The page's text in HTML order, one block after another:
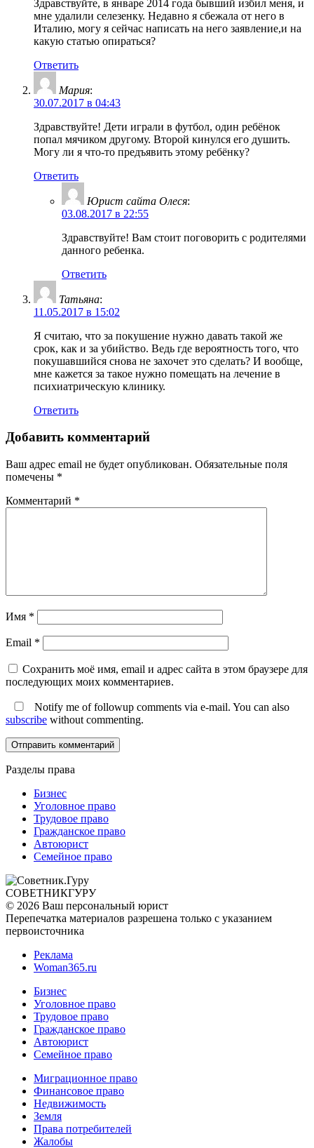
Здравствуйте, в январе 2014 года бывший избил меня, и
мне удалили селезенку. Недавно я сбежала от него в
Италию, могу я сейчас написать на него заявление,и на
какую статью опираться?
Ответить
Мария:
30.07.2017 в 04:43
Здравствуйте! Дети играли в футбол, один ребёнок
попал мячиком другому. Второй кинулся его душить.
Могу ли я что-то предъявить этому ребёнку?
Ответить
Юрист сайта Олеся:
03.08.2017 в 22:55
Здравствуйте! Вам стоит поговорить с родителями
данного ребенка.
Ответить
Татьяна:
11.05.2017 в 15:02
Я считаю, что за покушение нужно давать такой же
срок, как и за убийство. Ведь где вероятность того, что
покушавшийся снова не захочет это сделать? И вообще,
мне кажется за такое нужно помещать на лечение в
психиатрическую клинику.
Ответить
Добавить комментарий
Ваш адрес email не будет опубликован. Обязательные поля
помечены *
Комментарий *
Имя *
Email *
Сохранить моё имя, email и адрес сайта в этом браузере для
последующих моих комментариев.
Notify me of followup comments via e-mail. You can also
subscribe without commenting.
Разделы права
Бизнес
Уголовное право
Трудовое право
Гражданское право
Автоюрист
Семейное право
СОВЕТНИКГУРУ
© 2026 Ваш персональный юрист
Перепечатка материалов разрешена только с указанием
первоисточника
Реклама
Woman365.ru
Бизнес
Уголовное право
Трудовое право
Гражданское право
Автоюрист
Семейное право
Миграционное право
Финансовое право
Недвижимость
Земля
Права потребителей
Жалобы